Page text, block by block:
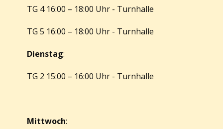
TG 4 16:00 – 18:00 Uhr - Turnhalle
TG 5 16:00 – 18:00 Uhr - Turnhalle
Dienstag:
TG 2 15:00 – 16:00 Uhr - Turnhalle
Mittwoch: